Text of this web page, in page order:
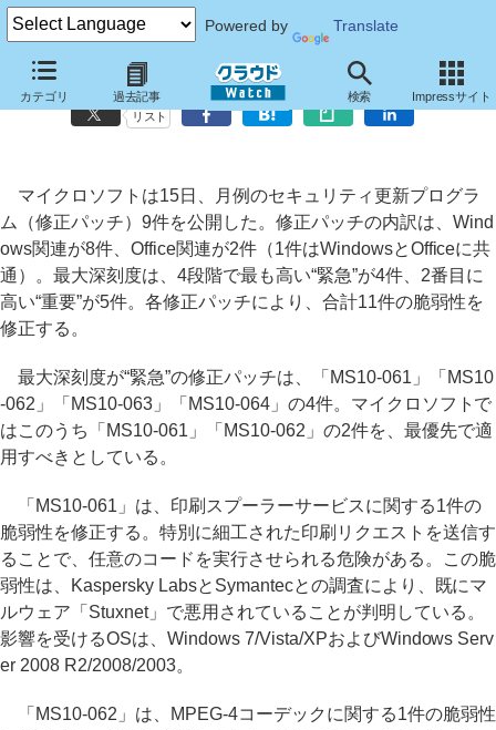
Powered by Translate
カテゴリ 過去記事 検索 Impressサイト
マイクロソフト、9月の修正パッチ9件を公開
リスト
マイクロソフトは15日、月例のセキュリティ更新プログラ
ム（修正パッチ）9件を公開した。修正パッチの内訳は、Wind
ows関連が8件、Office関連が2件（1件はWindowsとOfficeに共
通）。最大深刻度は、4段階で最も高い“緊急”が4件、2番目に
高い“重要”が5件。各修正パッチにより、合計11件の脆弱性を
修正する。
最大深刻度が“緊急”の修正パッチは、「MS10-061」「MS10
-062」「MS10-063」「MS10-064」の4件。マイクロソフトで
はこのうち「MS10-061」「MS10-062」の2件を、最優先で適
用すべきとしている。
「MS10-061」は、印刷スプーラーサービスに関する1件の
脆弱性を修正する。特別に細工された印刷リクエストを送信す
ることで、任意のコードを実行させられる危険がある。この脆
弱性は、Kaspersky LabsとSymantecとの調査により、既にマ
ルウェア「Stuxnet」で悪用されていることが判明している。
影響を受けるOSは、Windows 7/Vista/XPおよびWindows Serv
er 2008 R2/2008/2003。
「MS10-062」は、MPEG-4コーデックに関する1件の脆弱性